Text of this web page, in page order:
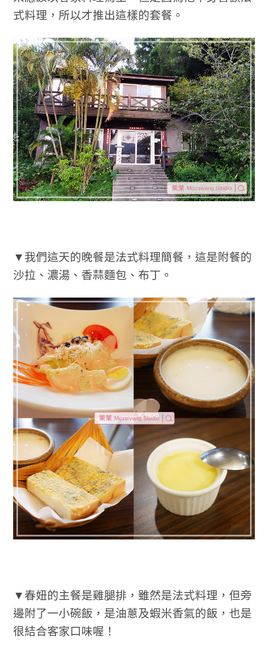
式料理，所以才推出這樣的套餐。
▼我們這天的晚餐是法式料理簡餐，這是附餐的
沙拉、濃湯、香蒜麵包、布丁。
▼春妞的主餐是雞腿排，雖然是法式料理，但旁
邊附了一小碗飯，是油蔥及蝦米香氣的飯，也是
很結合客家口味喔！